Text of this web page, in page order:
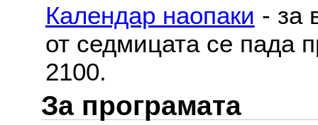
Календар наопаки - за
от седмицата се пада
2100.
За програмата